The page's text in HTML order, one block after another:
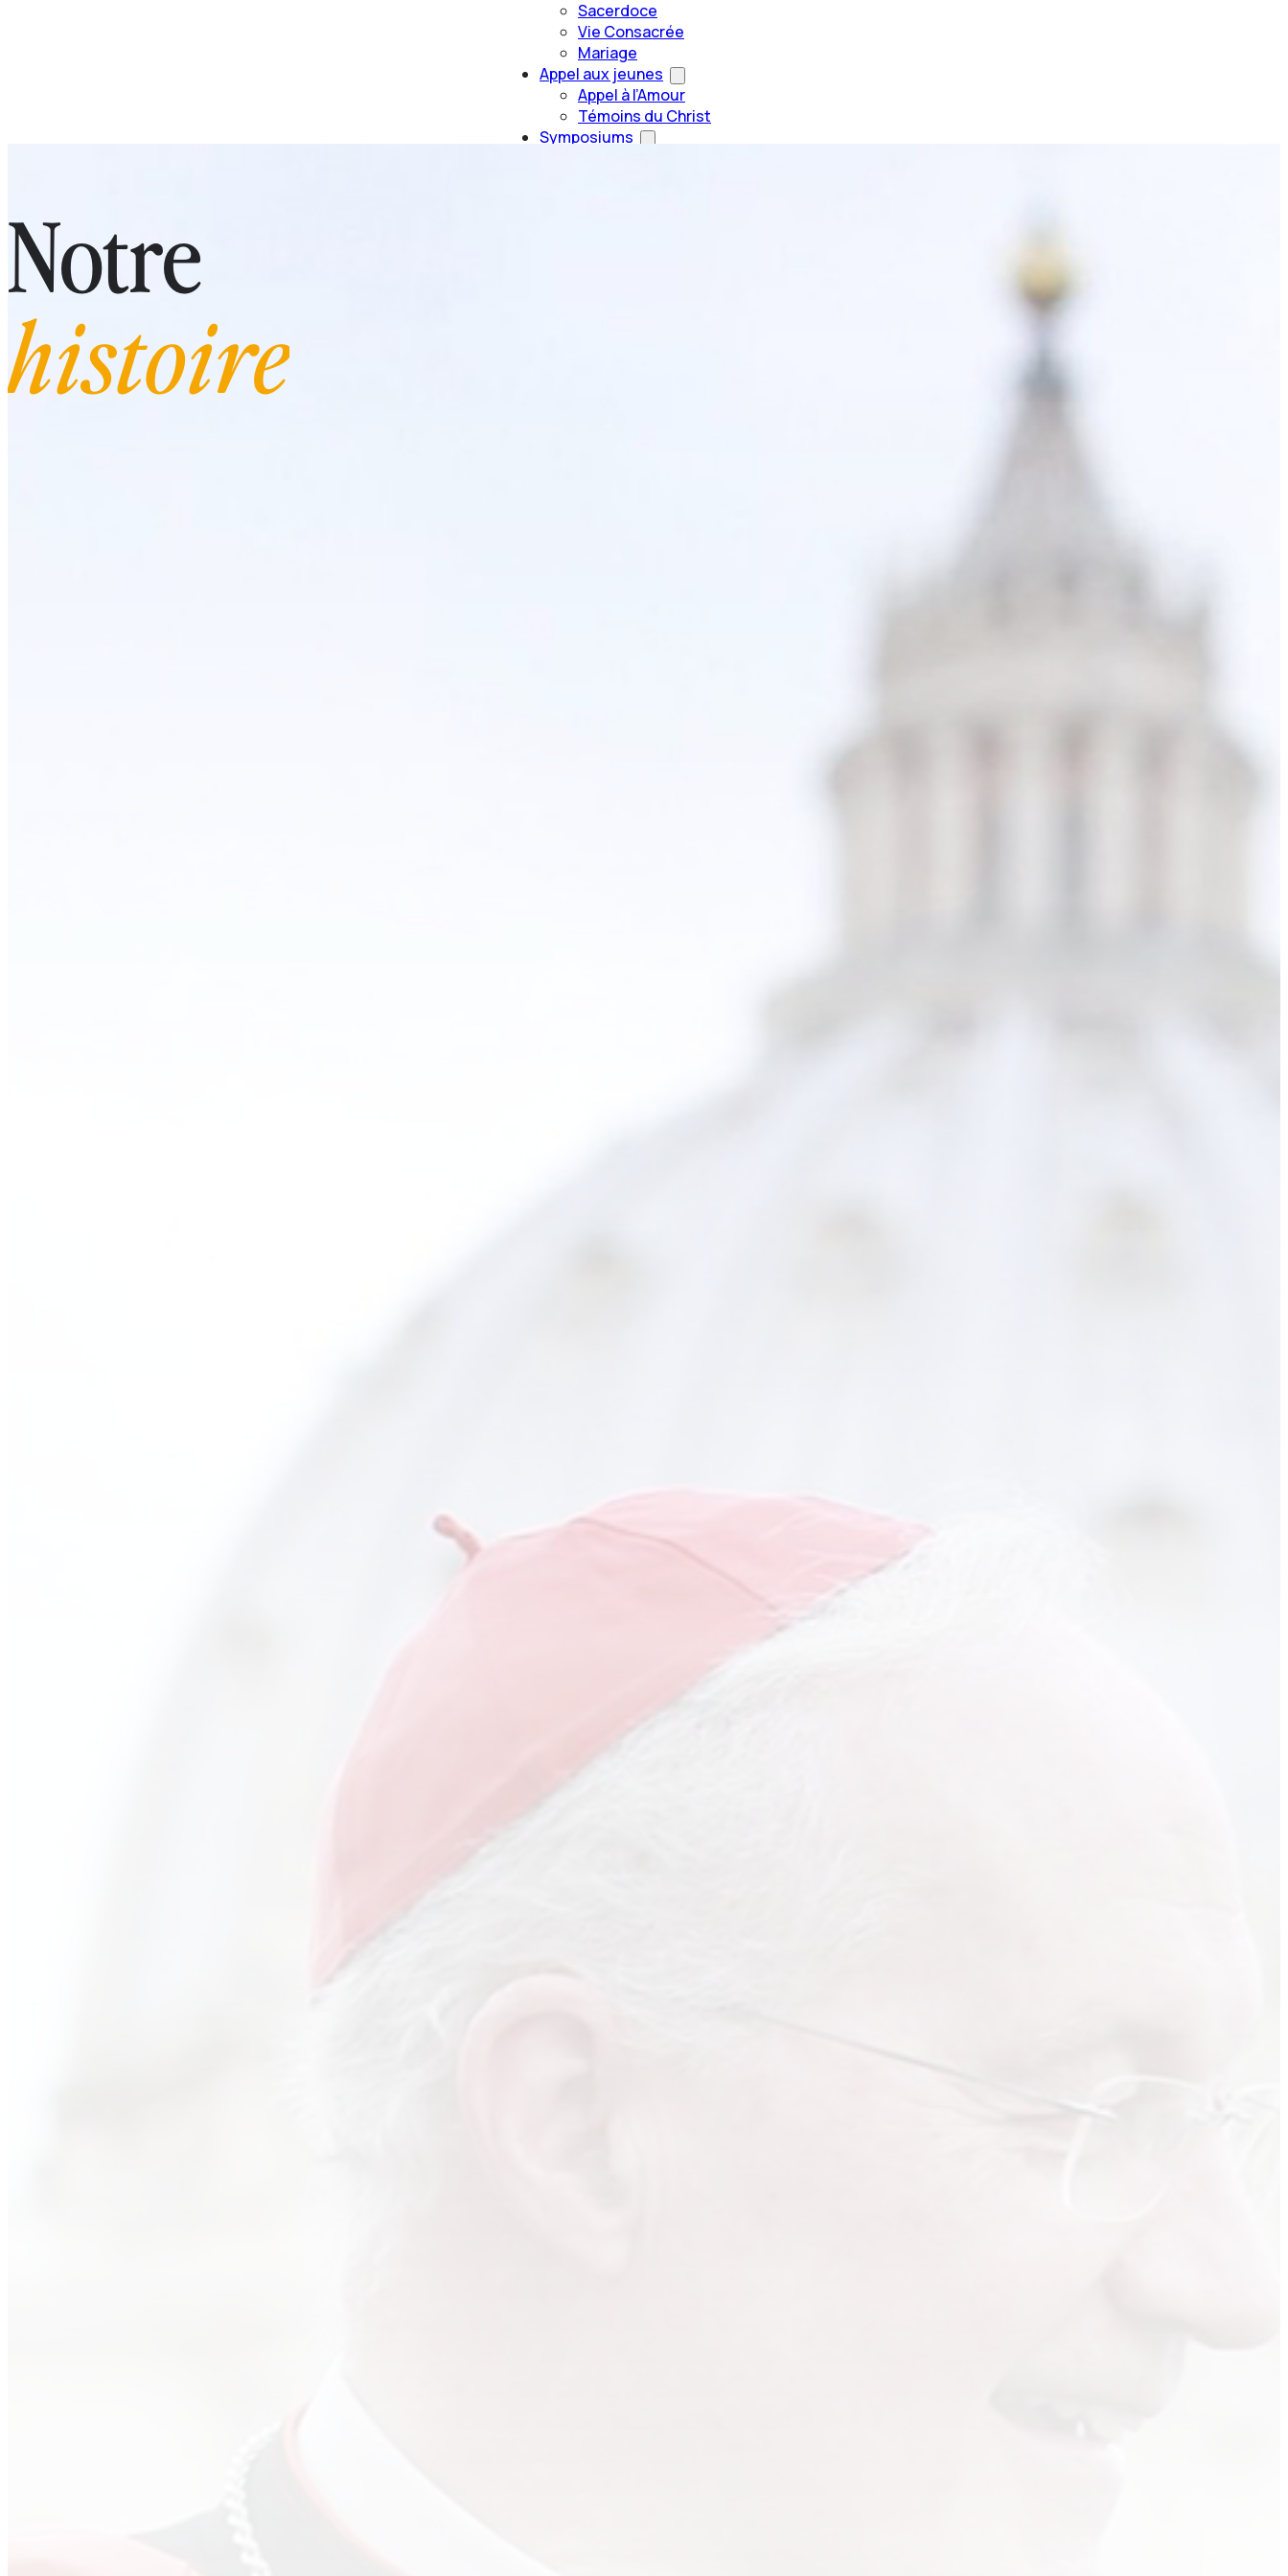
Sacerdoce
Vie Consacrée
Mariage
Appel aux jeunes
Appel à l’Amour
Témoins du Christ
Symposiums
Notre
histoire